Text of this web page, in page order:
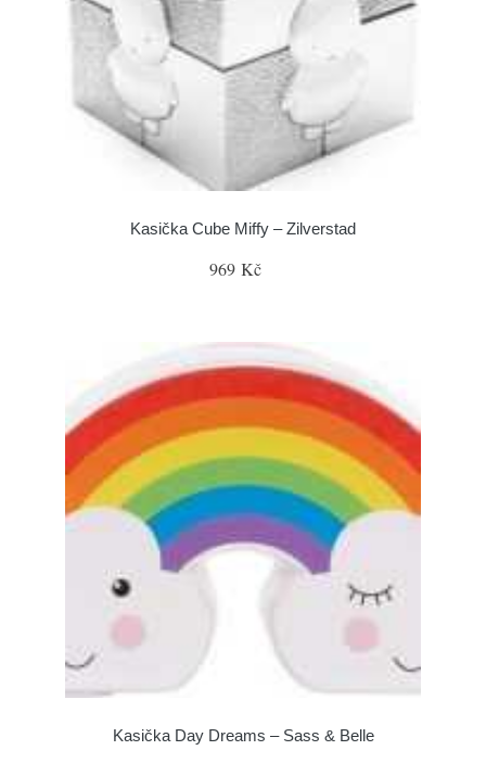
Kasička Cube Miffy – Zilverstad
969 Kč
Kasička Day Dreams – Sass & Belle